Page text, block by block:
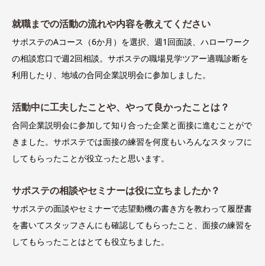
就職までの活動の流れや内容を教えてください
サポステのAコース（6か月）を選択、週1回面談、ハローワーク
の相談窓口で週2回相談。サポステの職場見学ツアー適職診断を
利用したり、地域の合同企業説明会に参加しました。
活動中に工夫したことや、やって良かったことは？
合同企業説明会に参加して知り合った企業と面接に進むことがで
きました。サポステでは面接の練習を何度もいろんなスタッフに
してもらったことが役立ったと思います。
サポステの相談やセミナーは役に立ちましたか？
サポステの面談やセミナーで志望動機の書き方を教わって履歴書
を書いてスタッフさんにも確認してもらったこと、面接の練習を
してもらったことはとても役立ちました。